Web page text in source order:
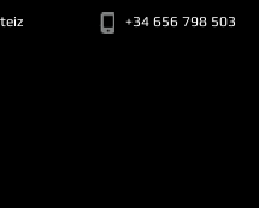
+34 656 798 503